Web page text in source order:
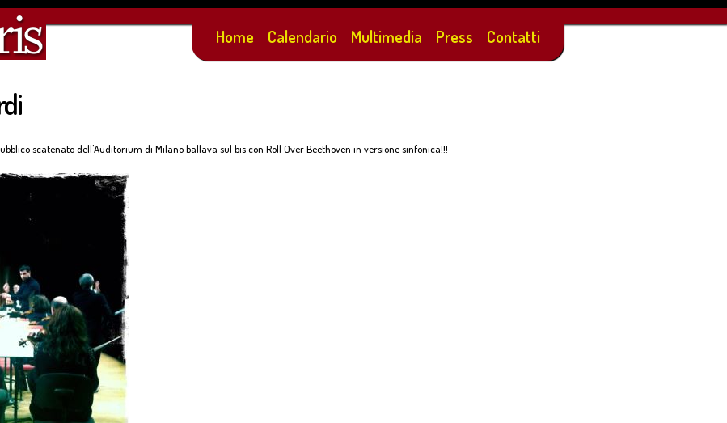
Salta al
contenuto
Home Calendario Multimedia Press Contatti
scatenato dell'Auditorium di Milano ballava sul bis con Roll Over Beethoven in versione sinfonica!!!